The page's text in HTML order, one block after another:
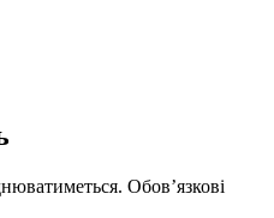
Обов’язкові